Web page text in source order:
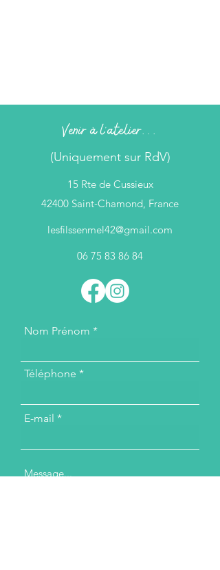
Venir à l'atelier...
(Uniquement sur RdV)
15 Rte de Cussieux
42400 Saint-Chamond, France
lesfilssenmel42@gmail.com
06 75 83 86 84
Nom Prénom
Téléphone
E-mail
Message...